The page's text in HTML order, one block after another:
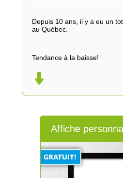
Depuis 10 ans, il y a eu un
au Québec.
Tendance à la baisse!
Affiche